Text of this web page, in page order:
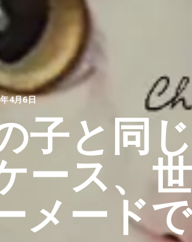
4月6日
子と同
ース、
メードで